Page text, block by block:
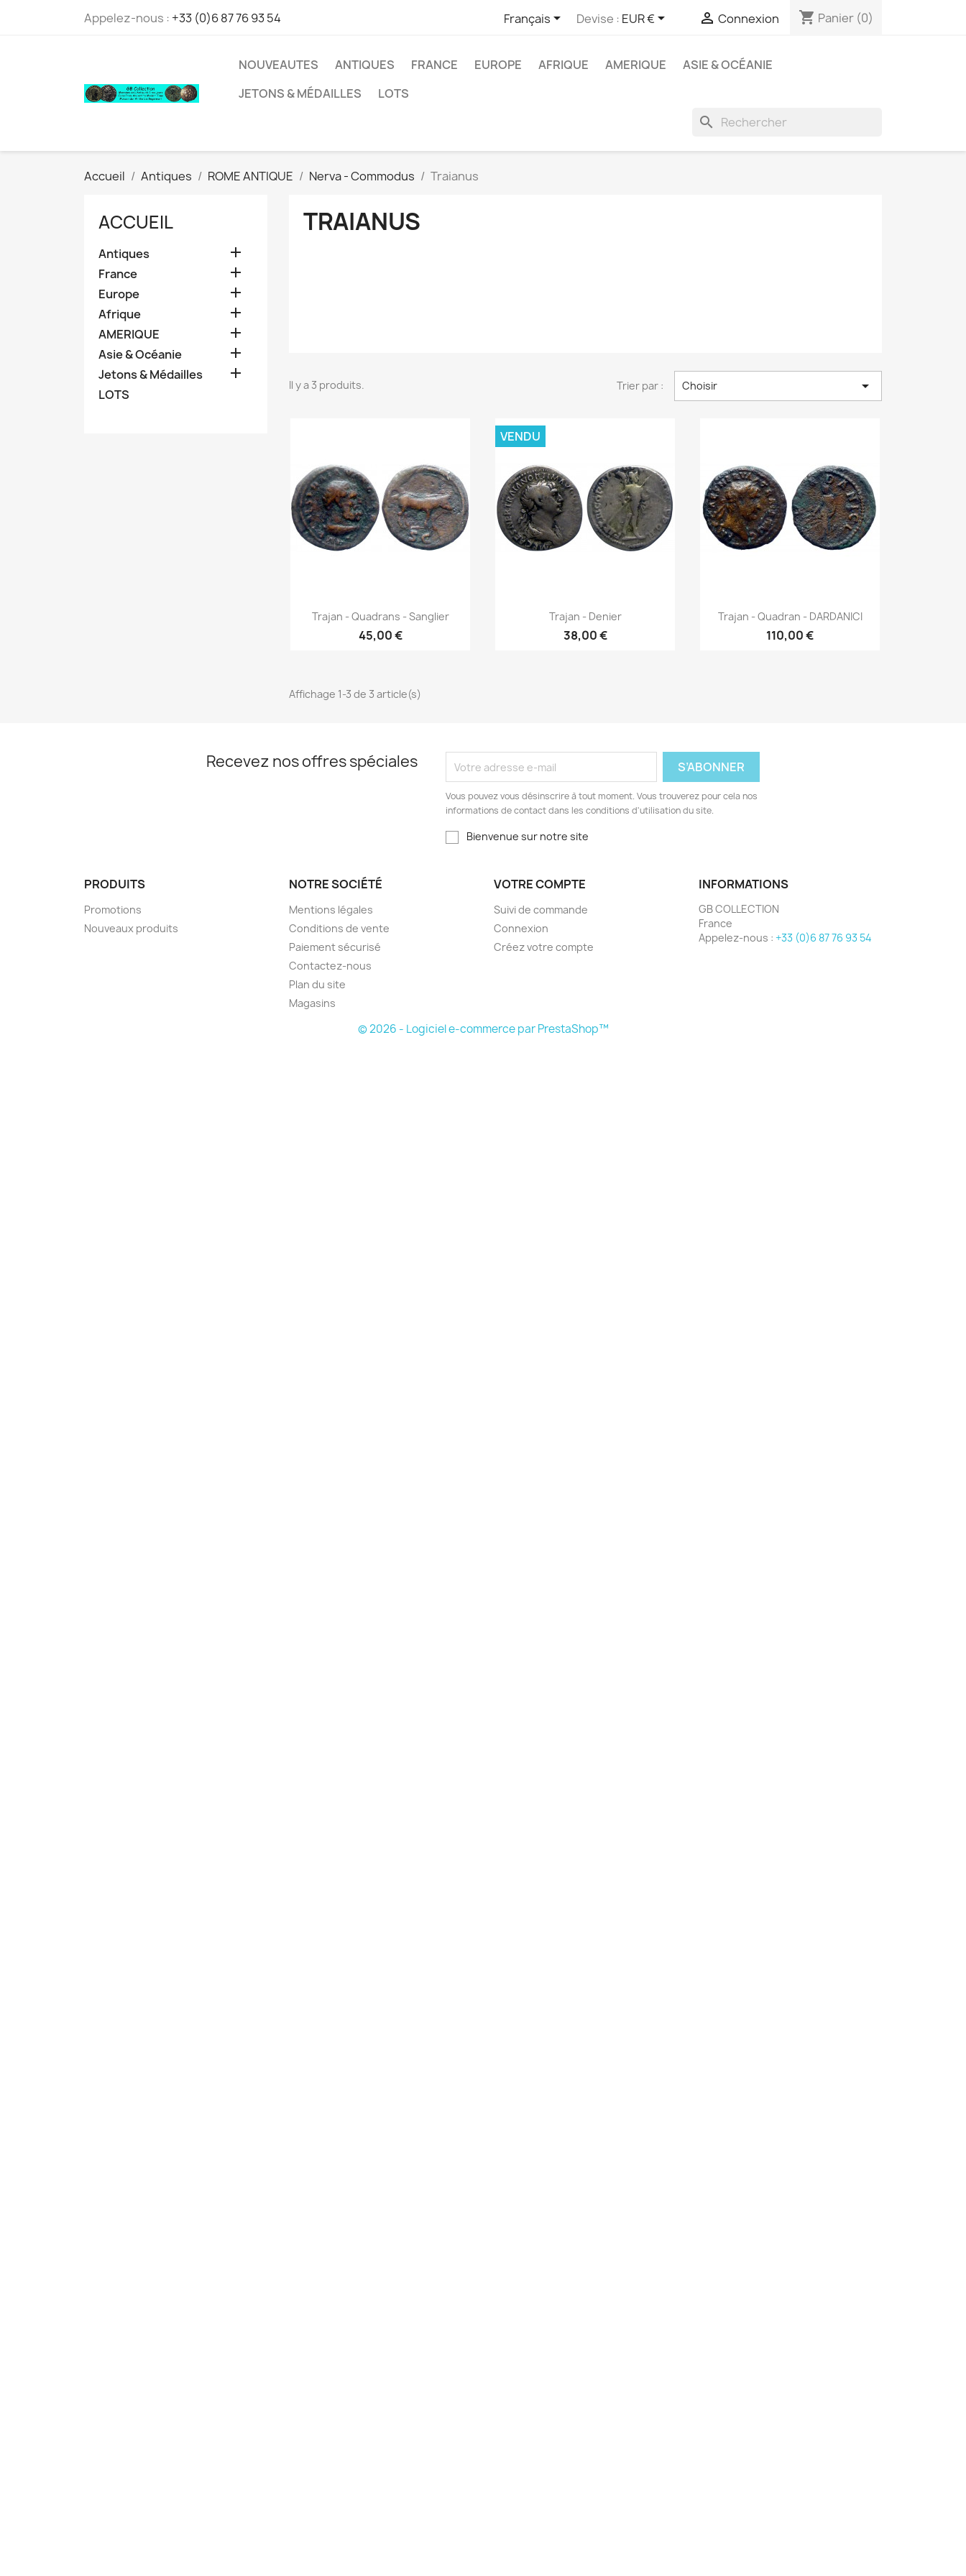
Appelez-nous : +33 (0)6 87 76 93 54 Français Devise : EUR €  Connexion shopping_cart Panier (0)
NOUVEAUTES ANTIQUES FRANCE EUROPE AFRIQUE AMERIQUE
ASIE & OCÉANIE
JETONS & MÉDAILLES
LOTS
search
Accueil Antiques ROME ANTIQUE Nerva - Commodus Traianus
ACCUEIL
Antiques 
France 
Europe 
Afrique 
AMERIQUE 
Asie & Océanie 
Jetons & Médailles 
LOTS
TRAIANUS
Il y a 3 produits. Trier par : Choisir 
Aperçu rapide
Trajan - Quadrans - Sanglier
45,00 €
Aperçu rapide
Trajan - Denier
38,00 €
VENDU
Aperçu rapide
Trajan - Quadran - DARDANICI
110,00 €
Affichage 1-3 de 3 article(s)
Recevez nos offres spéciales
Vous pouvez vous désinscrire à tout moment. Vous trouverez pour cela nos
informations de contact dans les conditions d'utilisation du site.
Bienvenue sur notre site
PRODUITS
Promotions
Nouveaux produits
NOTRE SOCIÉTÉ
Mentions légales
Conditions de vente
Paiement sécurisé
Contactez-nous
Plan du site
Magasins
VOTRE COMPTE
Suivi de commande
Connexion
Créez votre compte
INFORMATIONS
GB COLLECTION
France
Appelez-nous : +33 (0)6 87 76 93 54
© 2026 - Logiciel e-commerce par PrestaShop™